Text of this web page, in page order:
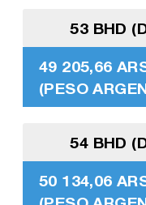
53 BHD
49 205,66
(PESO
54 BHD
50 134,06